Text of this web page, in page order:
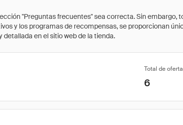
"Preguntas frecuentes" sea correcta. Sin embargo,
y los programas de recompensas, se proporcionan
en el sitio web de la tienda.
Total de
6